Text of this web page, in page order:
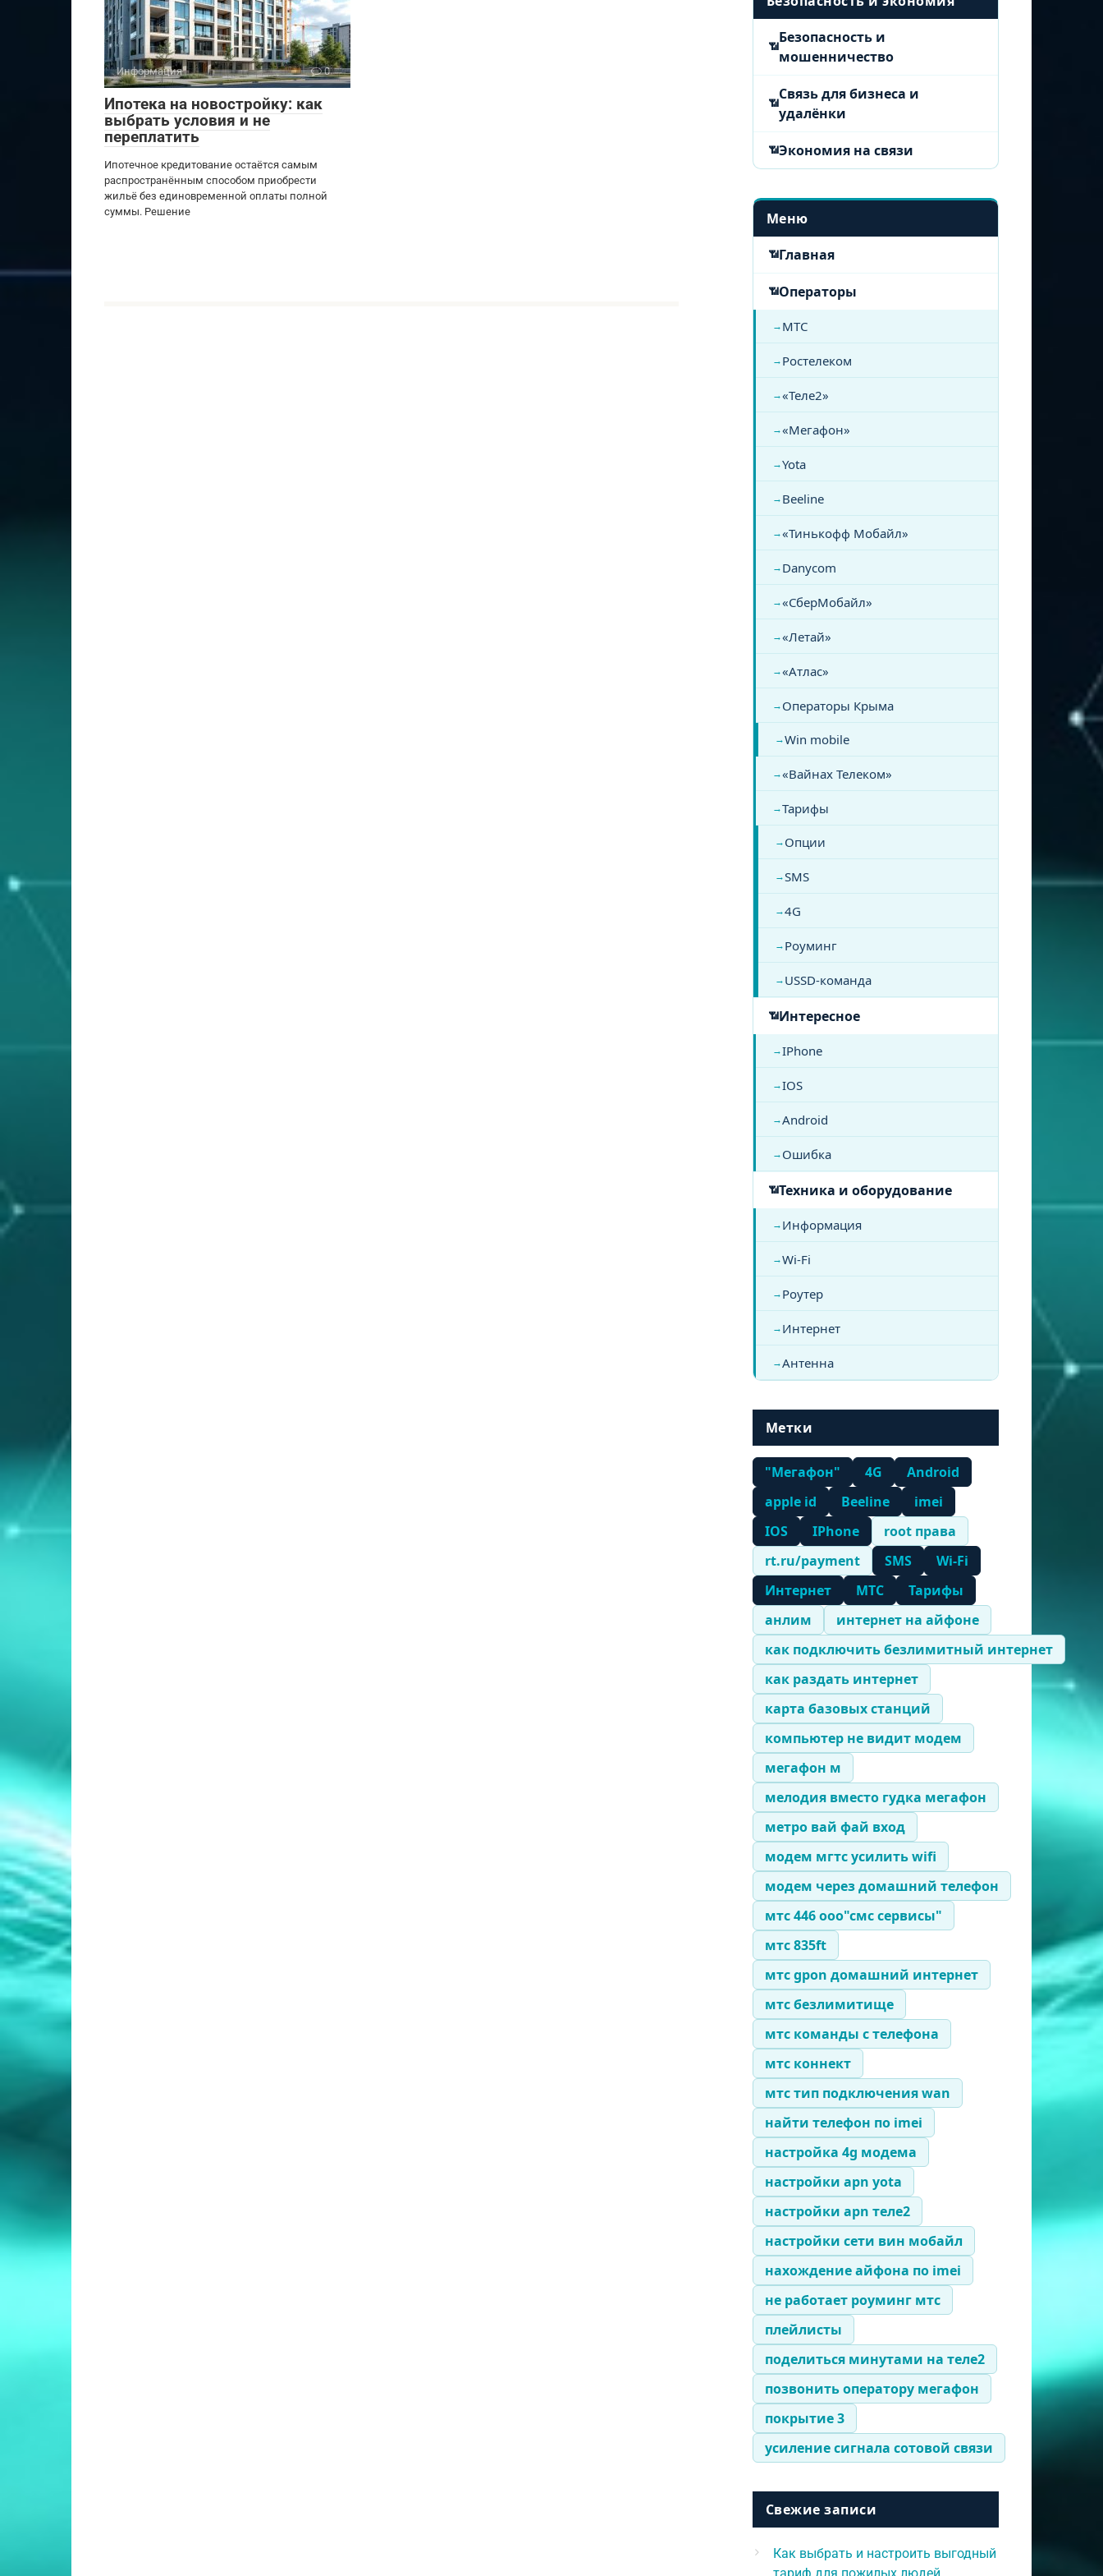
Информация 0
Ипотека на новостройку: как
выбрать условия и не
переплатить
Ипотечное кредитование остаётся самым
распространённым способом приобрести
жильё без единовременной оплаты полной
суммы. Решение
Безопасность и
мошенничество
Связь для бизнеса и
удалёнки
Экономия на связи
Меню
Главная
Операторы
МТС
Ростелеком
«Теле2»
«Мегафон»
Yota
Beeline
«Тинькофф Мобайл»
Danycom
«СберМобайл»
«Летай»
«Атлас»
Операторы Крыма
Win mobile
«Вайнах Телеком»
Тарифы
Опции
SMS
4G
Роуминг
USSD-команда
Интересное
IPhone
IOS
Android
Ошибка
Техника и оборудование
Информация
Wi-Fi
Роутер
Интернет
Антенна
Метки
"Мегафон" 4G
Android
apple id
Beeline
imei
IOS
IPhone
root права
rt.ru/payment
SMS
Wi-Fi
Интернет
МТС
Тарифы
анлим
интернет на айфоне
как подключить безлимитный интернет
как раздать интернет
карта базовых станций
компьютер не видит модем
мегафон м
мелодия вместо гудка мегафон
метро вай фай вход
модем мгтс усилить wifi
модем через домашний телефон
мтс 446 ооо"смс сервисы"
мтс 835ft
мтс gpon домашний интернет
мтс безлимитище
мтс команды с телефона
мтс коннект
мтс тип подключения wan
найти телефон по imei
настройка 4g модема
настройки apn yota
настройки apn теле2
настройки сети вин мобайл
нахождение айфона по imei
не работает роуминг мтс
плейлисты
поделиться минутами на теле2
позвонить оператору мегафон
покрытие 3
усиление сигнала сотовой связи
Свежие записи
Как выбрать и настроить выгодный